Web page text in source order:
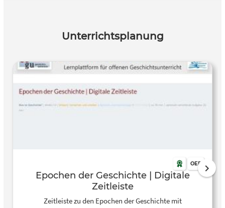
Unterrichtsplanung
OER
Epochen der Geschichte | Digitale
Zeitleiste
Zeitleiste zu den Epochen der Geschichte mit